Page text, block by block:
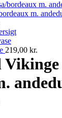
m.
kr..
219,00 kr.